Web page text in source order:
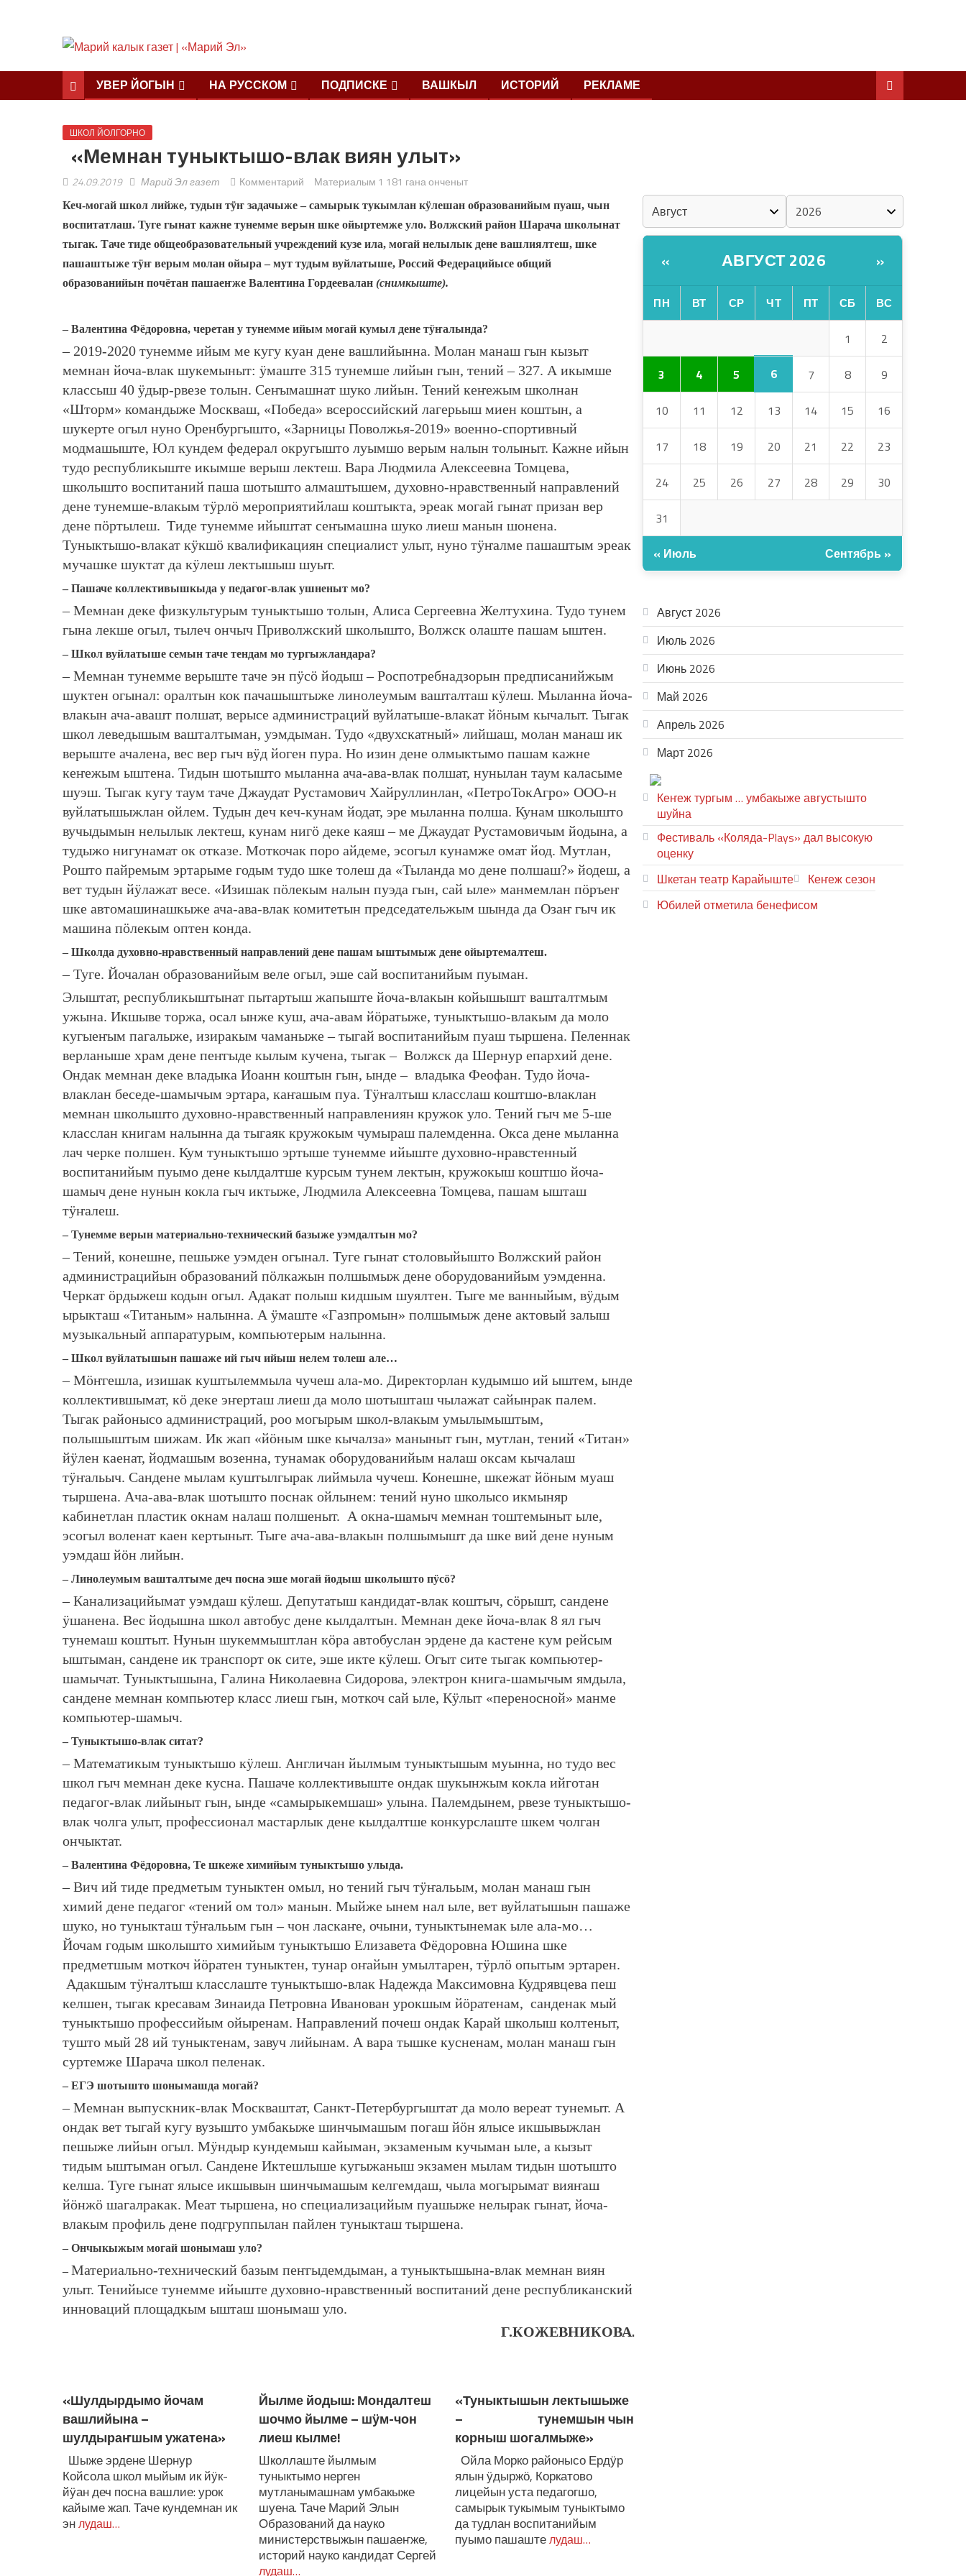
УВЕР ЙОГЫН НА РУССКОМ ПОДПИСКЕ ВАШКЫЛ ИСТОРИЙ РЕКЛАМЕ
ШКОЛ ЙОЛГОРНО
«Мемнан туныктышо-влак виян улыт»
24.09.2019 Марий Эл газет Комментарий Материалым 1 181 гана онченыт
Кеч-могай школ лийже, тудын тӱҥ задачыже – самырык тукымлан кӱлешан образованийым пуаш, чын
воспитатлаш. Туге гынат кажне тунемме верын шке ойыртемже уло. Волжский район Шарача школынат
тыгак. Таче тиде общеобразовательный учреждений кузе ила, могай нелылык дене вашлиялтеш, шке
пашаштыже тӱҥ верым молан ойыра – мут тудым вуйлатыше, Россий Федерацийысе общий
образованийын почётан пашаеҥже Валентина Гордеевалан (снимкыште).
– Валентина Фёдоровна, черетан у тунемме ийым могай кумыл дене тӱҥалында?
– 2019-2020 тунемме ийым ме кугу куан дене вашлийынна. Молан манаш гын кызыт
мемнан йоча-влак шукемыныт: ӱмаште 315 тунемше лийын гын, тений – 327. А икымше
классыш 40 ӱдыр-рвезе толын. Сеҥымашнат шуко лийын. Тений кеҥежым школнан
«Шторм» командыже Москваш, «Победа» всероссийский лагерьыш миен коштын, а
шукерте огыл нуно Оренбургышто, «Зарницы Поволжья-2019» военно-спортивный
модмашыште, Юл кундем федерал округышто луымшо верым налын толыныт. Кажне ийын
тудо республикыште икымше верыш лектеш. Вара Людмила Алексеевна Томцева,
школышто воспитаний паша шотышто алмаштышем, духовно-нравственный направлений
дене тунемше-влакым тӱрлӧ мероприятийлаш коштыкта, эреак могай гынат призан вер
дене пӧртылеш. Тиде тунемме ийыштат сеҥымашна шуко лиеш манын шонена.
Туныктышо-влакат кӱкшӧ квалификациян специалист улыт, нуно тӱҥалме пашаштым эреак
мучашке шуктат да кӱлеш лектышыш шуыт.
– Пашаче коллективышкыда у педагог-влак ушненыт мо?
– Мемнан деке физкультурым туныктышо толын, Алиса Сергеевна Желтухина. Тудо тунем
гына лекше огыл, тылеч ончыч Приволжский школышто, Волжск олаште пашам ыштен.
– Школ вуйлатыше семын таче тендам мо тургыжландара?
– Мемнан тунемме верыште таче эн пӱсӧ йодыш – Роспотребнадзорын предписанийжым
шуктен огынал: оралтын кок пачашыштыже линолеумым вашталташ кӱлеш. Мыланна йоча-
влакын ача-авашт полшат, верысе администраций вуйлатыше-влакат йӧным кычалыт. Тыгак
школ леведышым вашталтыман, уэмдыман. Тудо «двухскатный» лийшаш, молан манаш ик
верыште ачалена, вес вер гыч вӱд йоген пура. Но изин дене олмыктымо пашам кажне
кеҥежым ыштена. Тидын шотышто мыланна ача-ава-влак полшат, нунылан таум каласыме
шуэш. Тыгак кугу таум таче Джаудат Рустамович Хайруллинлан, «ПетроТокАгро» ООО-н
вуйлатышыжлан ойлем. Тудын деч кеч-кунам йодат, эре мыланна полша. Кунам школышто
вучыдымын нелылык лектеш, кунам нигӧ деке каяш – ме Джаудат Рустамовичым йодына, а
тудыжо нигунамат ок отказе. Моткочак поро айдеме, эсогыл кунамже омат йод. Мутлан,
Рошто пайремым эртарыме годым тудо шке толеш да «Тыланда мо дене полшаш?» йодеш, а
вет тудын йӱлажат весе. «Изишак пӧлекым налын пуэда гын, сай ыле» манмемлан пӧръеҥ
шке автомашинашкыже ача-ава-влак комитетын председательжым шында да Озаҥ гыч ик
машина пӧлекым оптен конда.
– Школда духовно-нравственный направлений дене пашам ыштымыж дене ойыртемалтеш.
– Туге. Йочалан образованийым веле огыл, эше сай воспитанийым пуыман.
Элыштат, республикыштынат пытартыш жапыште йоча-влакын койышышт вашталтмым
ужына. Икшыве торжа, осал ынже куш, ача-авам йӧратыже, туныктышо-влакым да моло
кугыеҥым пагалыже, изиракым чаманыже – тыгай воспитанийым пуаш тыршена. Пеленнак
верланыше храм дене пеҥгыде кылым кучена, тыгак – Волжск да Шернур епархий дене.
Ондак мемнан деке владыка Иоанн коштын гын, ынде – владыка Феофан. Тудо йоча-
влаклан беседе-шамычым эртара, каҥашым пуа. Тӱҥалтыш класслаш коштшо-влаклан
мемнан школышто духовно-нравственный направлениян кружок уло. Тений гыч ме 5-ше
класслан книгам налынна да тыгаяк кружокым чумыраш палемденна. Окса дене мыланна
лач черке полшен. Кум туныктышо эртыше тунемме ийыште духовно-нравстенный
воспитанийым пуымо дене кылдалтше курсым тунем лектын, кружокыш коштшо йоча-
шамыч дене нунын кокла гыч иктыже, Людмила Алексеевна Томцева, пашам ышташ
тӱҥалеш.
– Тунемме верын материально-технический базыже уэмдалтын мо?
– Тений, конешне, пешыже уэмден огынал. Туге гынат столовыйышто Волжский район
администрацийын образований пӧлкажын полшымыж дене оборудованийым уэмденна.
Черкат ӧрдыжеш кодын огыл. Адакат полыш кидшым шуялтен. Тыге ме ванныйым, вӱдым
ырыкташ «Титаным» налынна. А ӱмаште «Газпромын» полшымыж дене актовый залыш
музыкальный аппаратурым, компьютерым налынна.
– Школ вуйлатышын пашаже ий гыч ийыш нелем толеш але…
– Мӧҥгешла, изишак куштылеммыла чучеш ала-мо. Директорлан кудымшо ий ыштем, ынде
коллектившымат, кӧ деке эҥерташ лиеш да моло шотышташ чылажат сайынрак палем.
Тыгак районысо администраций, роо могырым школ-влакым умылымыштым,
полышыштым шижам. Ик жап «йӧным шке кычалза» маныныт гын, мутлан, тений «Титан»
йӱлен каенат, йодмашым возенна, тунамак оборудованийым налаш оксам кычалаш
тӱҥальыч. Сандене мылам куштылгырак лиймыла чучеш. Конешне, шкежат йӧным муаш
тыршена. Ача-ава-влак шотышто поснак ойлынем: тений нуно школысо икмыняр
кабинетлан пластик окнам налаш полшеныт. А окна-шамыч мемнан тоштемыныт ыле,
эсогыл воленат каен кертыныт. Тыге ача-ава-влакын полшымышт да шке вий дене нуным
уэмдаш йӧн лийын.
– Линолеумым вашталтыме деч посна эше могай йодыш школышто пӱсӧ?
– Канализацийымат уэмдаш кӱлеш. Депутатыш кандидат-влак коштыч, сӧрышт, сандене
ӱшанена. Вес йодышна школ автобус дене кылдалтын. Мемнан деке йоча-влак 8 ял гыч
тунемаш коштыт. Нунын шукеммыштлан кӧра автобуслан эрдене да кастене кум рейсым
ыштыман, сандене ик транспорт ок сите, эше икте кӱлеш. Огыт сите тыгак компьютер-
шамычат. Туныктышына, Галина Николаевна Сидорова, электрон книга-шамычым ямдыла,
сандене мемнан компьютер класс лиеш гын, моткоч сай ыле, Кӱлыт «переносной» манме
компьютер-шамыч.
– Туныктышо-влак ситат?
– Математикым туныктышо кӱлеш. Англичан йылмым туныктышым муынна, но тудо вес
школ гыч мемнан деке кусна. Пашаче коллективыште ондак шукынжым кокла ийготан
педагог-влак лийыныт гын, ынде «самырыкемшаш» улына. Палемдынем, рвезе туныктышо-
влак чолга улыт, профессионал мастарлык дене кылдалтше конкурслаште шкем чолган
ончыктат.
– Валентина Фёдоровна, Те шкеже химийым туныктышо улыда.
– Вич ий тиде предметым туныктен омыл, но тений гыч тӱҥальым, молан манаш гын
химий дене педагог «тений ом тол» манын. Мыйже ынем нал ыле, вет вуйлатышын пашаже
шуко, но туныкташ тӱҥальым гын – чон ласкаҥе, очыни, туныктынемак ыле ала-мо…
Йочам годым школышто химийым туныктышо Елизавета Фёдоровна Юшина шке
предметшым моткоч йӧратен туныктен, тунар оҥайын умылтарен, тӱрлӧ опытым эртарен.
Адакшым тӱҥалтыш класслаште туныктышо-влак Надежда Максимовна Кудрявцева пеш
келшен, тыгак кресавам Зинаида Петровна Иванован урокшым йӧратенам, санденак мый
туныктышо профессийым ойыренам. Направлений почеш ондак Карай школыш колтеныт,
тушто мый 28 ий туныктенам, завуч лийынам. А вара тышке кусненам, молан манаш гын
суртемже Шарача школ пеленак.
– ЕГЭ шотышто шонымашда могай?
– Мемнан выпускник-влак Москваштат, Санкт-Петербургыштат да моло вереат тунемыт. А
ондак вет тыгай кугу вузышто умбакыже шинчымашым погаш йӧн ялысе икшывыжлан
пешыже лийын огыл. Мӱндыр кундемыш кайыман, экзаменым кучыман ыле, а кызыт
тидым ыштыман огыл. Сандене Иктешлыше кугыжаныш экзамен мылам тидын шотышто
келша. Туге гынат ялысе икшывын шинчымашым келгемдаш, чыла могырымат вияҥаш
йӧнжӧ шагалракак. Меат тыршена, но специализацийым пуашыже нелырак гынат, йоча-
влакым профиль дене подгруппылан пайлен туныкташ тыршена.
– Ончыкыжым могай шонымаш уло?
– Материально-технический базым пеҥгыдемдыман, а туныктышына-влак мемнан виян
улыт. Тенийысе тунемме ийыште духовно-нравственный воспитаний дене республиканский
инноваций площадкым ышташ шонымаш уло.
Г.КОЖЕВНИКОВА.
«Шулдырдымо йочам
вашлийына –
шулдыраҥшым ужатена»
Шыже эрдене Шернур
Койсола школ мыйым ик йӱк-
йӱан деч посна вашлие: урок
кайыме жап. Таче кундемнан ик
энлудаш…
Йылме йодыш: Мондалтеш
шочмо йылме – шӱм-чон
лиеш кылме!
Школлаште йылмым
туныктымо нерген
мутланымашнам умбакыже
шуена. Таче Марий Элын
Образований да науко
министерствыжын пашаеҥже,
историй науко кандидат Сергей
лудаш…
«Туныктышын лектышыже
– тунемшын чын
корныш шогалмыже»
Ойла Морко районысо Ердӱр
ялын ӱдыржӧ, Коркатово
лицейын уста педагогшо,
самырык тукымым туныктымо
да тудлан воспитанийым
пуымо пашаштелудаш…
« АВГУСТ 2026 »
ПН ВТ СР ЧТ ПТ СБ ВС
1 2
3 4 5 6 7 8 9
10 11 12 13 14 15 16
17 18 19 20 21 22 23
24 25 26 27 28 29 30
31
« Июль Сентябрь »
Август 2026
Июль 2026
Июнь 2026
Май 2026
Апрель 2026
Март 2026
Кеҥеж тургым … умбакыже августышто
шуйна
Фестиваль «Коляда-Plays» дал высокую
оценку
Шкетан театр Карайыште
Кеҥеж сезон
Юбилей отметила бенефисом